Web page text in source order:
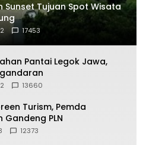
Sunset Tujuan Spot Wisata
17453
Pantai Legok Jawa,
13660
Turism, Pemda
PLN
12373